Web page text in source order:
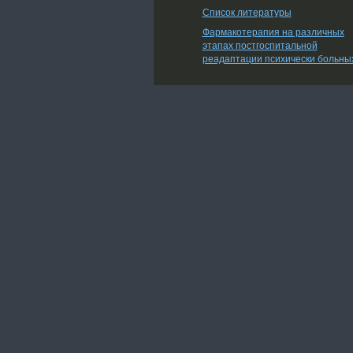
Список литературы
Фармакотерапия на различных
этапах постгоспитальной
реадаптации психически